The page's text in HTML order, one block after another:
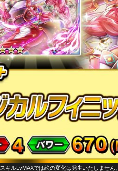
スキルLvMAXでは絵の変化は発生いたしません。